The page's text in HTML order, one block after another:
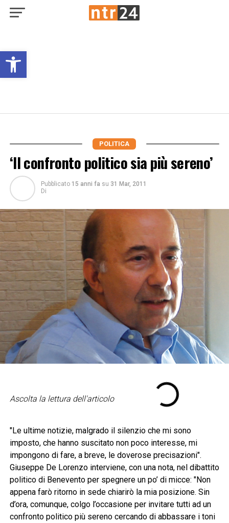
Open toolbar
POLITICA
‘Il confronto politico sia più sereno’
Pubblicato 15 anni fa su 31 Mar, 2011
Di
Ascolta la lettura dell'articolo
"Le ultime notizie, malgrado il silenzio che mi sono
imposto, che hanno suscitato non poco interesse, mi
impongono di fare, a breve, le doverose precisazioni".
Giuseppe De Lorenzo interviene, con una nota, nel dibattito
politico di Benevento per spegnere un po’ di micce: "Non
appena farò ritorno in sede chiarirò la mia posizione. Sin
d’ora, comunque, colgo l’occasione per invitare tutti ad un
confronto politico più sereno cercando di abbassare i toni